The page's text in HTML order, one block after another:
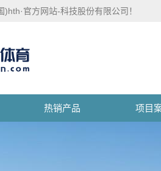
官方网站-科技股份有限公司！
热销产品 项目